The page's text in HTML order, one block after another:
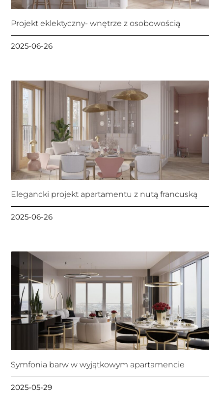
Projekt eklektyczny- wnętrze z osobowością
2025-06-26
Elegancki projekt apartamentu z nutą francuską
2025-06-26
Symfonia barw w wyjątkowym apartamencie
2025-05-29